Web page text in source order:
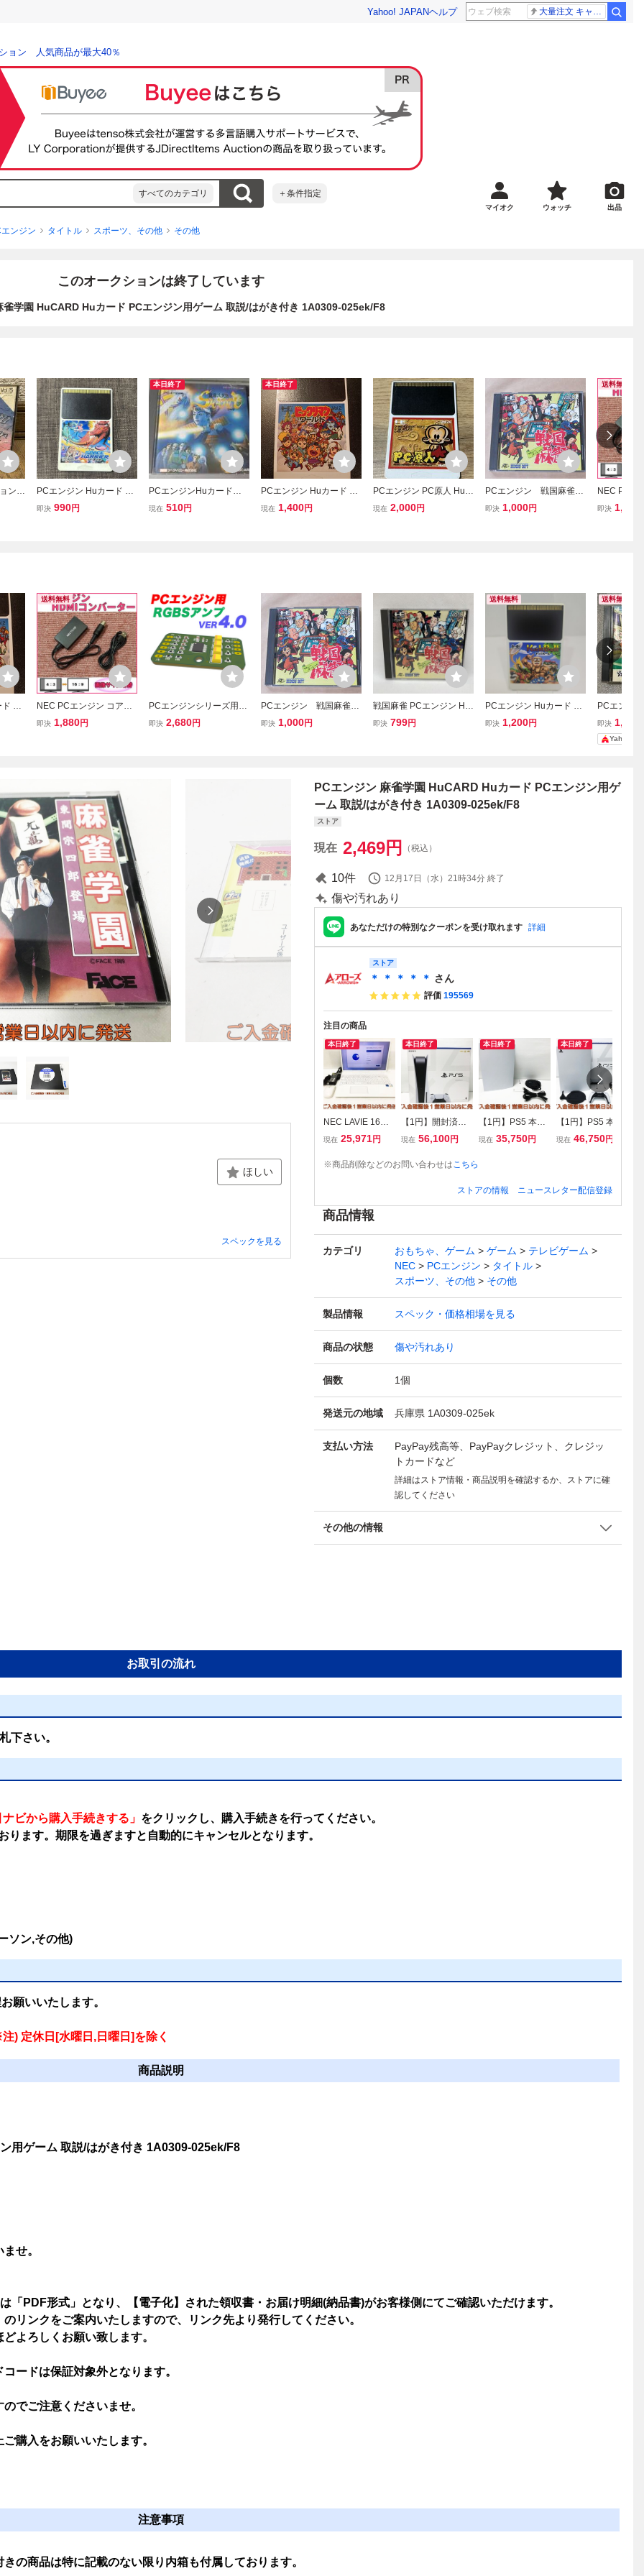
Yahoo! JAPANヘルプ 大量注文 キャンセル
ョン 人気商品が最大40％
すべてのカテゴリ ＋条件指定
マイオク ウォッチ 出品
ンジン タイトル スポーツ、その他 その他
このオークションは終了しています
雀学園 HuCARD Huカード PCエンジン用ゲーム 取説/はがき付き 1A0309-025ek/F8
ンエ
PCエンジン Huカード SE
GA SPACE HARRIER セ
即決 990円
本日終了
PCエンジンHuカードソ
フト 魔界八犬伝 /D441
現在 510円
本日終了
PCエンジン Huカード ビ
ックリマンワールド ソフ
現在 1,400円
PCエンジン PC原人 Huカ
ード ソフト カードのみ
現在 2,000円
PCエンジン 戦国麻雀
（Huカード）
即決 1,000円
送料無料
NEC PCエ
ラフィック
即決 1,880
ビ
送料無料
NEC PCエンジン コアグ
ラフィックス DUO 用 HD
即決 1,880円
PCエンジンシリーズ用
RGB/SYNCアンプ （4.0
即決 2,680円
PCエンジン 戦国麻雀
（Huカード）
即決 1,000円
戦国麻雀 PCエンジン Hu
カード
即決 799円
送料無料
PCエンジン Huカード キ
ックボール ソフトのみ
即決 1,200円
送料無料
PCエンジ
CARD
ード メサ
即決 1,700
Yahoo!フ
ほしい
スペックを見る
PCエンジン 麻雀学園 HuCARD Huカード PCエンジン用ゲ
ーム 取説/はがき付き 1A0309-025ek/F8
ストア
現在 2,469円 （税込）
10件 12月17日（水）21時34分 終了
傷や汚れあり
あなただけの特別なクーポンを受け取れます 詳細
ストア
＊ ＊ ＊ ＊ ＊ さん
評価 195569
注目の商品
本日終了
NEC LAVIE 16型
N1670 i7-1255U
メモリ16GB SSD
現在 25,971円
本日終了
【1円】開封済み
未使用品 PS5 本
クドライブ搭載モ
ation5 CFI-1200A
現在 56,100円
本日終了
【1円】PS5 本体
ディスクドライブ
作確認済 D04-067
現在 35,750円
本日終了
【1円】PS5 本体
ディスクドライブ
作確認済 内箱欠品
現在 46,750円
※商品削除などのお問い合わせはこちら
ストアの情報 ニュースレター配信登録
商品情報
カテゴリ おもちゃ、ゲーム ゲーム
テレビゲーム
NEC
PCエンジン
タイトル
スポーツ、その他
その他
製品情報 スペック・価格相場を見る
商品の状態 傷や汚れあり
個数 1個
発送元の地域 兵庫県 1A0309-025ek
支払い方法
PayPay残高等、PayPayクレジット、クレジッ
トカードなど
詳細はストア情報・商品説明を確認するか、ストアに確
認してください
その他の情報